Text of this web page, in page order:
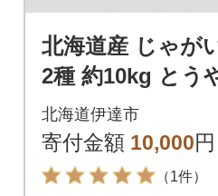
北海道産 じゃが
2種 約10kg とう
ークイン 北あかり
北海道伊達市
寄付金額 10,000円
（1件）